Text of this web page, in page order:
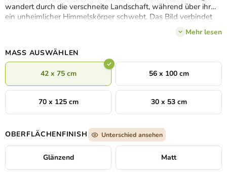
wandert durch die verschneite Landschaft, während über ihr
ein unheimlicher Himmelskörper schwebt. Das Bild verbindet
Mehr lesen
MASS AUSWÄHLEN
42 x 75 cm 56 x 100 cm
70 x 125 cm 30 x 53 cm
OBERFLÄCHENFINISH Unterschied ansehen
Glänzend Matt